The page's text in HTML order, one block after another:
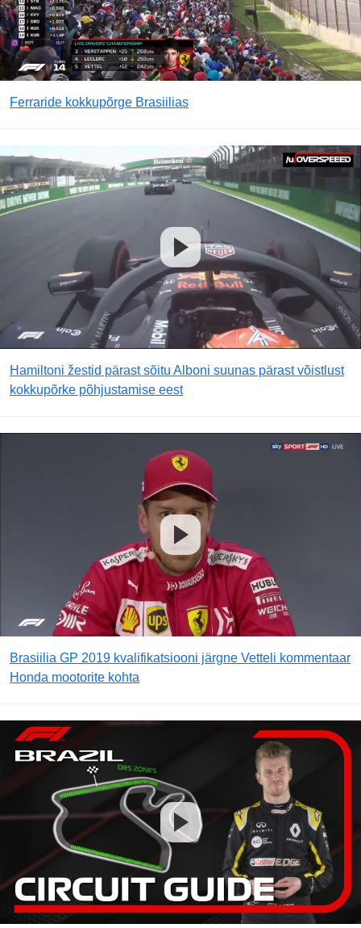
Ferraride kokkupõrge Brasiilias
Hamiltoni žestid pärast sõitu Alboni suunas pärast võistlust
kokkupõrke põhjustamise eest
Brasiilia GP 2019 kvalifikatsiooni järgne Vetteli kommentaar
Honda mootorite kohta